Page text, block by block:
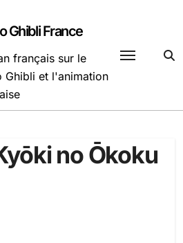
Ghibli France
français sur le
Ghibli et l'animation
no Ōkoku